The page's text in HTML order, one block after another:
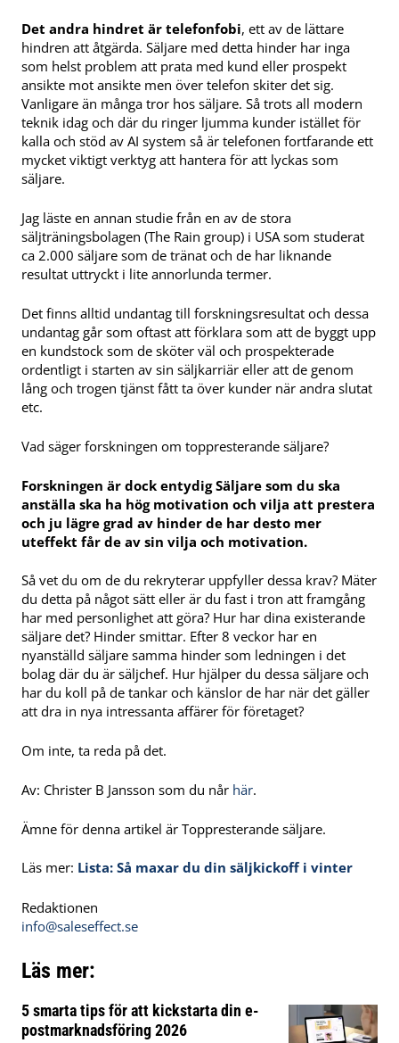
Det andra hindret är telefonfobi, ett av de lättare
hindren att åtgärda. Säljare med detta hinder har inga
som helst problem att prata med kund eller prospekt
ansikte mot ansikte men över telefon skiter det sig.
Vanligare än många tror hos säljare. Så trots all modern
teknik idag och där du ringer ljumma kunder istället för
kalla och stöd av AI system så är telefonen fortfarande ett
mycket viktigt verktyg att hantera för att lyckas som
säljare.
Jag läste en annan studie från en av de stora
säljträningsbolagen (The Rain group) i USA som studerat
ca 2.000 säljare som de tränat och de har liknande
resultat uttryckt i lite annorlunda termer.
Det finns alltid undantag till forskningsresultat och dessa
undantag går som oftast att förklara som att de byggt upp
en kundstock som de sköter väl och prospekterade
ordentligt i starten av sin säljkarriär eller att de genom
lång och trogen tjänst fått ta över kunder när andra slutat
etc.
Vad säger forskningen om toppresterande säljare?
Forskningen är dock entydig Säljare som du ska
anställa ska ha hög motivation och vilja att prestera
och ju lägre grad av hinder de har desto mer
uteffekt får de av sin vilja och motivation.
Så vet du om de du rekryterar uppfyller dessa krav? Mäter
du detta på något sätt eller är du fast i tron att framgång
har med personlighet att göra? Hur har dina existerande
säljare det? Hinder smittar. Efter 8 veckor har en
nyanställd säljare samma hinder som ledningen i det
bolag där du är säljchef. Hur hjälper du dessa säljare och
har du koll på de tankar och känslor de har när det gäller
att dra in nya intressanta affärer för företaget?
Om inte, ta reda på det.
Av: Christer B Jansson som du når här.
Ämne för denna artikel är Toppresterande säljare.
Läs mer: Lista: Så maxar du din säljkickoff i vinter
Redaktionen
info@saleseffect.se
Läs mer:
5 smarta tips för att kickstarta din e-
postmarknadsföring 2026